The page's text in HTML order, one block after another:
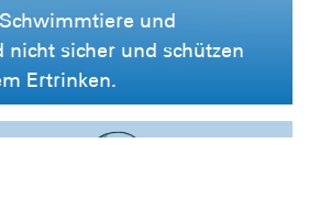
und
nicht sicher und schützen
Ertrinken.